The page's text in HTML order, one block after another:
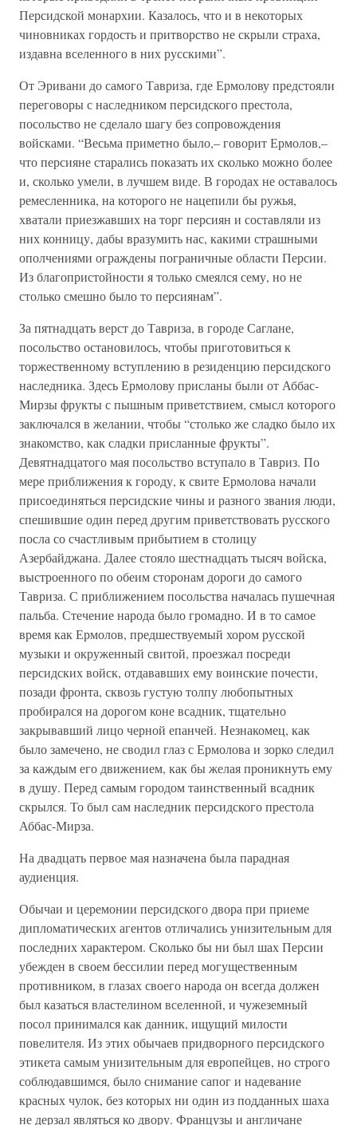
Персидской монархии. Казалось, что и в некоторых
чиновниках гордость и притворство не скрыли страха,
издавна вселенного в них русскими”.
От Эривани до самого Тавриза, где Ермолову предстояли
переговоры с наследником персидского престола,
посольство не сделало шагу без сопровождения
войсками. “Весьма приметно было,– говорит Ермолов,–
что персияне старались показать их сколько можно более
и, сколько умели, в лучшем виде. В городах не оставалось
ремесленника, на которого не нацепили бы ружья,
хватали приезжавших на торг персиян и составляли из
них конницу, дабы вразумить нас, какими страшными
ополчениями ограждены пограничные области Персии.
Из благопристойности я только смеялся сему, но не
столько смешно было то персиянам”.
За пятнадцать верст до Тавриза, в городе Саглане,
посольство остановилось, чтобы приготовиться к
торжественному вступлению в резиденцию персидского
наследника. Здесь Ермолову присланы были от Аббас-
Мирзы фрукты с пышным приветствием, смысл которого
заключался в желании, чтобы “столько же сладко было их
знакомство, как сладки присланные фрукты”.
Девятнадцатого мая посольство вступало в Тавриз. По
мере приближения к городу, к свите Ермолова начали
присоединяться персидские чины и разного звания люди,
спешившие один перед другим приветствовать русского
посла со счастливым прибытием в столицу
Азербайджана. Далее стояло шестнадцать тысяч войска,
выстроенного по обеим сторонам дороги до самого
Тавриза. С приближением посольства началась пушечная
пальба. Стечение народа было громадно. И в то самое
время как Ермолов, предшествуемый хором русской
музыки и окруженный свитой, проезжал посреди
персидских войск, отдававших ему воинские почести,
позади фронта, сквозь густую толпу любопытных
пробирался на дорогом коне всадник, тщательно
закрывавший лицо черной епанчей. Незнакомец, как
было замечено, не сводил глаз с Ермолова и зорко следил
за каждым его движением, как бы желая проникнуть ему
в душу. Перед самым городом таинственный всадник
скрылся. То был сам наследник персидского престола
Аббас-Мирза.
На двадцать первое мая назначена была парадная
аудиенция.
Обычаи и церемонии персидского двора при приеме
дипломатических агентов отличались унизительным для
последних характером. Сколько бы ни был шах Персии
убежден в своем бессилии перед могущественным
противником, в глазах своего народа он всегда должен
был казаться властелином вселенной, и чужеземный
посол принимался как данник, ищущий милости
повелителя. Из этих обычаев придворного персидского
этикета самым унизительным для европейцев, но строго
соблюдавшимся, было снимание сапог и надевание
красных чулок, без которых ни один из подданных шаха
не дерзал являться ко двору. Французы и англичане